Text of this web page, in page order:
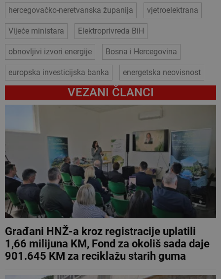
hercegovačko-neretvanska županija vjetroelektrana
Vijeće ministara Elektroprivreda BiH
obnovljivi izvori energije Bosna i Hercegovina
europska investicijska banka energetska neovisnost
VEZANI ČLANCI
Građani HNŽ-a kroz registracije uplatili
1,66 milijuna KM, Fond za okoliš sada daje
901.645 KM za reciklažu starih guma